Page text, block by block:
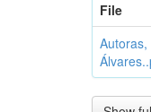
File